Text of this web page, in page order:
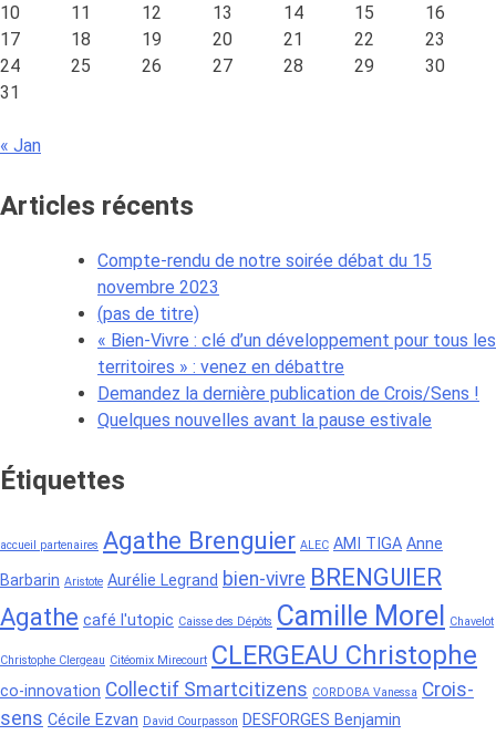
10
11 12 13 14 15
16
17
18 19 20 21 22
23
24
25 26 27 28 29
30
31
« Jan
Articles récents
Compte-rendu de notre soirée débat du 15
novembre 2023
(pas de titre)
« Bien-Vivre : clé d’un développement pour tous les
territoires » : venez en débattre
Demandez la dernière publication de Crois/Sens !
Quelques nouvelles avant la pause estivale
Étiquettes
accueil partenaires Agathe Brenguier ALEC AMI TIGA Anne
Barbarin Aristote Aurélie Legrand bien-vivre BRENGUIER
Agathe café l'utopic Caisse des Dépôts Camille Morel Chavelot
Christophe Clergeau Citéomix Mirecourt CLERGEAU Christophe
co-innovation Collectif Smartcitizens CORDOBA Vanessa Crois-
sens Cécile Ezvan David Courpasson DESFORGES Benjamin